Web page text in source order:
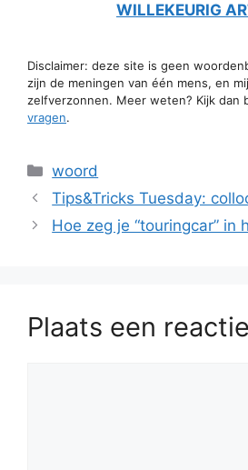
WILLEKEURIG
Disclaimer: deze site is geen
zijn de meningen van één mens, en
zelfverzonnen. Meer weten? Kijk dan
vragen.
Categorieën
woord
Tips&Tricks Tuesday:
Hoe zeg je “touringcar” in
Plaats een reactie